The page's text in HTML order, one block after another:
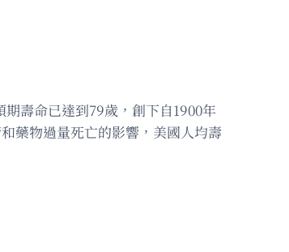
壽命已達到79歲，創下自1900年
藥物過量死亡的影響，美國人均壽